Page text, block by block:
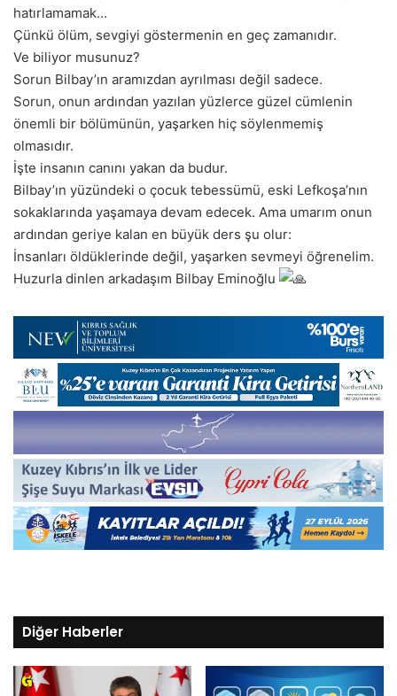
hatırlamamak…
Çünkü ölüm, sevgiyi göstermenin en geç zamanıdır.
Ve biliyor musunuz?
Sorun Bilbay’ın aramızdan ayrılması değil sadece.
Sorun, onun ardından yazılan yüzlerce güzel cümlenin
önemli bir bölümünün, yaşarken hiç söylenmemiş
olmasıdır.
İşte insanın canını yakan da budur.
Bilbay’ın yüzündeki o çocuk tebessümü, eski Lefkoşa’nın
sokaklarında yaşamaya devam edecek. Ama umarım onun
ardından geriye kalan en büyük ders şu olur:
İnsanları öldüklerinde değil, yaşarken sevmeyi öğrenelim.
Huzurla dinlen arkadaşım Bilbay Eminoğlu
Diğer Haberler